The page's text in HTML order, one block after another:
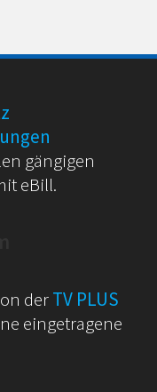
gängigen
eBill.
derTV PLUS
eingetragene